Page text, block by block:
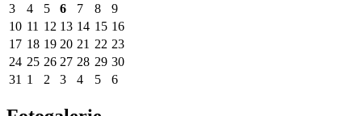
3
4 5 6 7 8
9
10 11 12 13 14 15 16
17 18 19 20 21 22 23
24 25 26 27 28 29 30
31 1 2 3 4 5 6